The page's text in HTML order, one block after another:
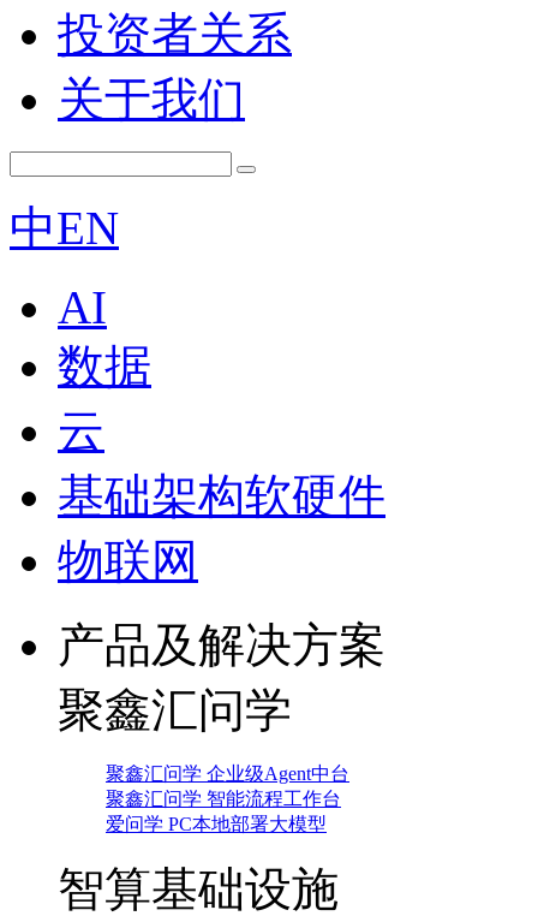
投资者关系
关于我们
中EN
AI
数据
云
基础架构软硬件
物联网
产品及解决方案
聚鑫汇问学
聚鑫汇问学 企业级Agent中台
聚鑫汇问学 智能流程工作台
爱问学 PC本地部署大模型
智算基础设施